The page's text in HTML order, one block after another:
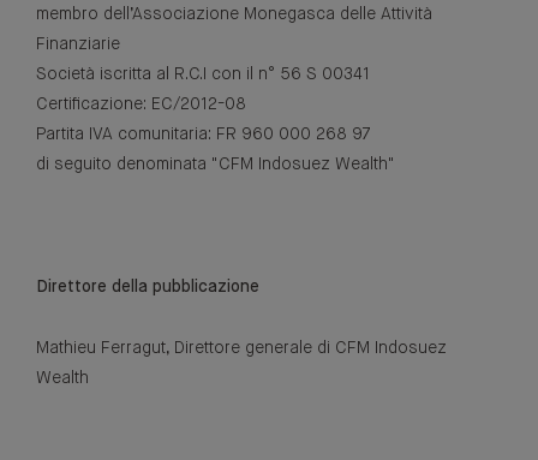
membro dell’Associazione Monegasca delle Attività
Finanziarie
Società iscritta al R.C.I con il n° 56 S 00341
Certificazione: EC/2012-08
Partita IVA comunitaria: FR 960 000 268 97
di seguito denominata "CFM Indosuez Wealth"
Direttore della pubblicazione
Mathieu Ferragut, Direttore generale di CFM Indosuez
Wealth